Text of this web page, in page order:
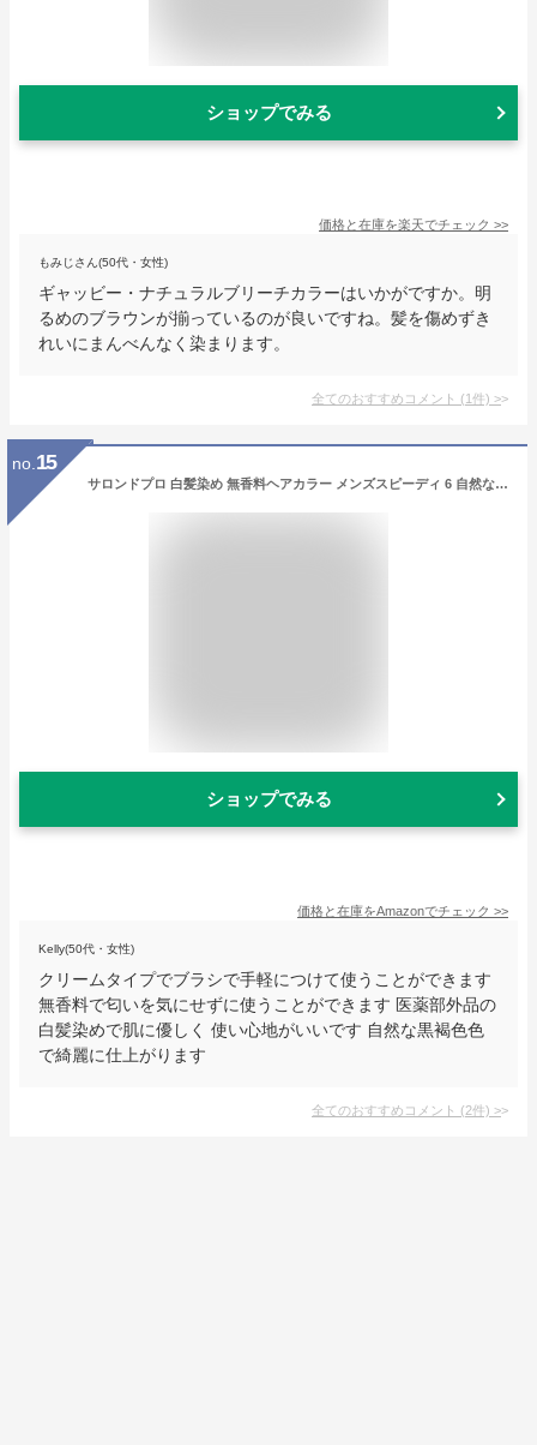
ショップでみる
価格と在庫を楽天でチェック >>
もみじさん(50代・女性)
ギャッビー・ナチュラルブリーチカラーはいかがですか。明
るめのブラウンが揃っているのが良いですね。髪を傷めずき
れいにまんべんなく染まります。
全てのおすすめコメント (1件) >
no. 15
サロンドプロ 白髪染め 無香料ヘアカラー メンズスピーディ 6 自然な黒褐色 [医薬部外品]
ショップでみる
価格と在庫をAmazonでチェック >>
Kelly(50代・女性)
クリームタイプでブラシで手軽につけて使うことができます
無香料で匂いを気にせずに使うことができます 医薬部外品の
白髪染めで肌に優しく 使い心地がいいです 自然な黒褐色色
で綺麗に仕上がります
全てのおすすめコメント (2件) >